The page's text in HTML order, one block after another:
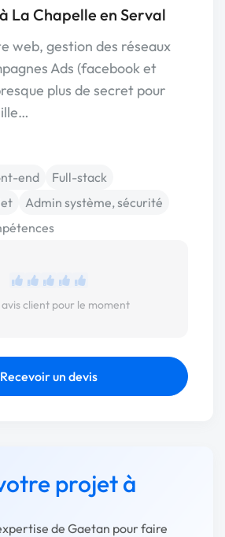
La Chapelle en Serval
web, gestion des réseaux
Ads (facebook et
plus de secret pour
end
Full-stack
Admin système, sécurité
client pour le moment
Recevoir un devis
projet à
de Gaetan pour faire